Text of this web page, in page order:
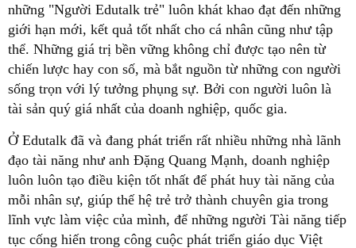
những "Người Edutalk trẻ" luôn khát khao đạt đến những
giới hạn mới, kết quả tốt nhất cho cá nhân cũng như tập
thể. Những giá trị bền vững không chỉ được tạo nên từ
chiến lược hay con số, mà bắt nguồn từ những con người
sống trọn với lý tưởng phụng sự. Bởi con người luôn là
tài sản quý giá nhất của doanh nghiệp, quốc gia.
Ở Edutalk đã và đang phát triển rất nhiều những nhà lãnh
đạo tài năng như anh Đặng Quang Mạnh, doanh nghiệp
luôn luôn tạo điều kiện tốt nhất để phát huy tài năng của
mỗi nhân sự, giúp thế hệ trẻ trở thành chuyên gia trong
lĩnh vực làm việc của mình, để những người Tài năng tiếp
tục cống hiến trong công cuộc phát triển giáo dục Việt